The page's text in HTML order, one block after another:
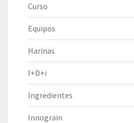
Curso
Equipos
Harinas
I+D+i
Ingredientes
Innograin